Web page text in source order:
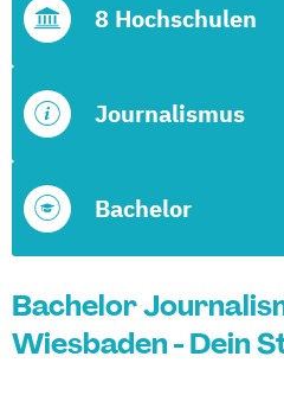
Bachelor
Journalismus
8 Hochschulen
Bachelor
Wiesbaden - Dein